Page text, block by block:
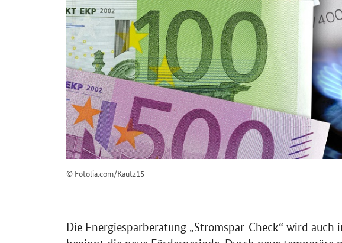
© Fotolia.com/Kautz15
Die Energiesparberatung „Stromspar-Check“ wird auch